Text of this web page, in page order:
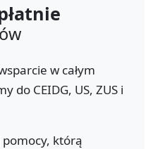
w całym
do CEIDG, US, ZUS i
którą